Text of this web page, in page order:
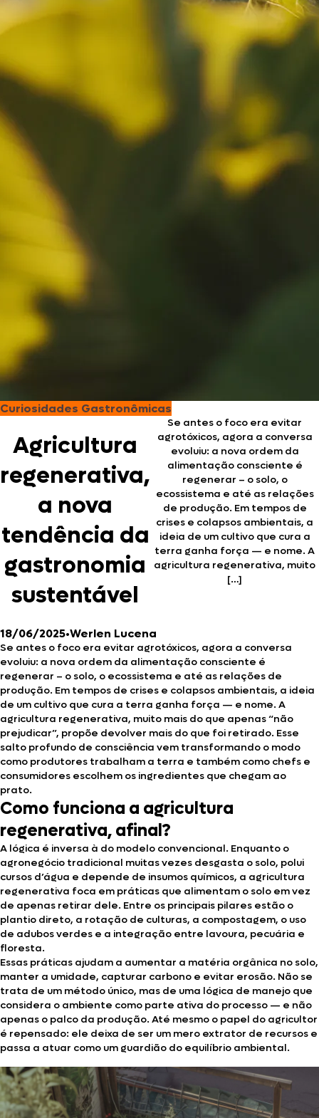
Curiosidades Gastronômicas
Agricultura
regenerativa,
a nova
tendência da
gastronomia
sustentável
Se antes o foco era evitar
agrotóxicos, agora a conversa
evoluiu: a nova ordem da
alimentação consciente é
regenerar – o solo, o
ecossistema e até as relações
de produção. Em tempos de
crises e colapsos ambientais, a
ideia de um cultivo que cura a
terra ganha força — e nome. A
agricultura regenerativa, muito
[…]
18/06/2025•Werlen Lucena
Se antes o foco era evitar agrotóxicos, agora a conversa
evoluiu: a nova ordem da alimentação consciente é
regenerar – o solo, o ecossistema e até as relações de
produção. Em tempos de crises e colapsos ambientais, a ideia
de um cultivo que cura a terra ganha força — e nome. A
agricultura regenerativa, muito mais do que apenas “não
prejudicar”, propõe devolver mais do que foi retirado. Esse
salto profundo de consciência vem transformando o modo
como produtores trabalham a terra e também como chefs e
consumidores escolhem os ingredientes que chegam ao
prato.
Como funciona a agricultura
regenerativa, afinal?
A lógica é inversa à do modelo convencional. Enquanto o
agronegócio tradicional muitas vezes desgasta o solo, polui
cursos d’água e depende de insumos químicos, a agricultura
regenerativa foca em práticas que alimentam o solo em vez
de apenas retirar dele. Entre os principais pilares estão o
plantio direto, a rotação de culturas, a compostagem, o uso
de adubos verdes e a integração entre lavoura, pecuária e
floresta.
Essas práticas ajudam a aumentar a matéria orgânica no solo,
manter a umidade, capturar carbono e evitar erosão. Não se
trata de um método único, mas de uma lógica de manejo que
considera o ambiente como parte ativa do processo — e não
apenas o palco da produção. Até mesmo o papel do agricultor
é repensado: ele deixa de ser um mero extrator de recursos e
passa a atuar como um guardião do equilíbrio ambiental.